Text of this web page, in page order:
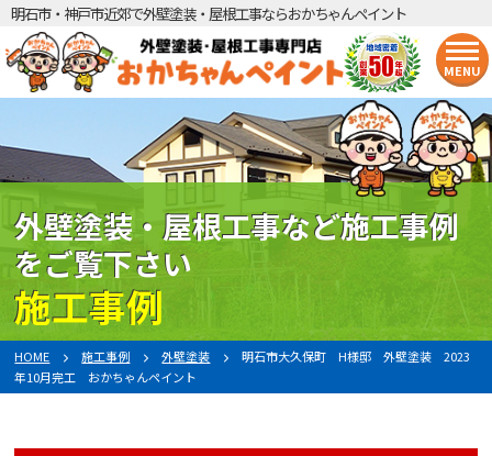
明石市・神戸市近郊で外壁塗装・屋根工事ならおかちゃんペイント
MENU
外壁塗装・屋根工事など施工事例
をご覧下さい
施工事例
HOME 施工事例 外壁塗装
明石市大久保町 H様邸 外壁塗装 2023
年10月完工 おかちゃんペイント